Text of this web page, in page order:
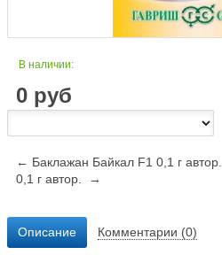
В наличии:
0 руб
← Баклажан Байкал F1 0,1 г автор.
0,1 г автор. →
Описание Комментарии (0)